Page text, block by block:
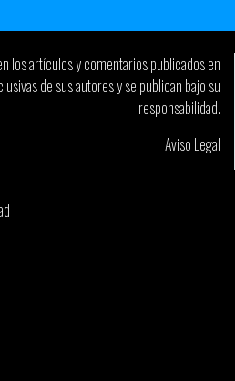
los artículos y comentarios publicados en
de sus autores y se publican bajo su
responsabilidad.
Aviso Legal